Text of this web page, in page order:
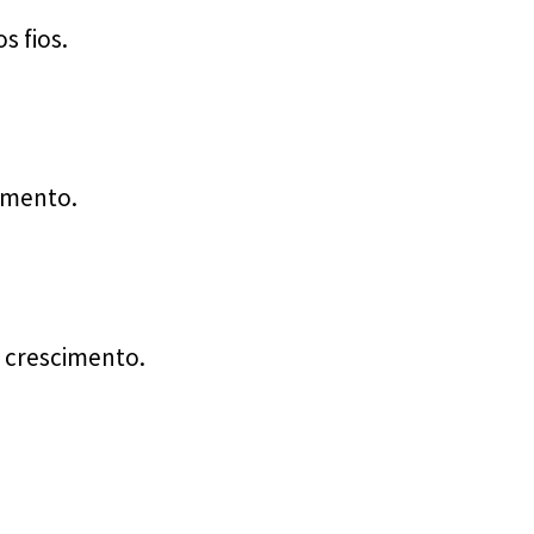
fios.
crescimento.